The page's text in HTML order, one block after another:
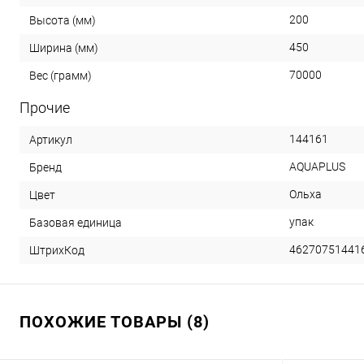
Высота (мм) 200
Ширина (мм) 450
Вес (грамм) 70000
Прочие
Артикул 144161
Бренд AQUAPLUS
Цвет Ольха
Базовая единица упак
ШтрихКод
ПОХОЖИЕ ТОВАРЫ (8)